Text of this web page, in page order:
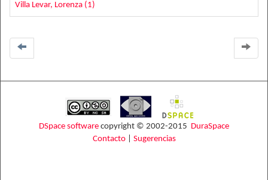
Villa Levar, Lorenza (1)
DSpace software copyright © 2002-2015 DuraSpace
Contacto| Sugerencias